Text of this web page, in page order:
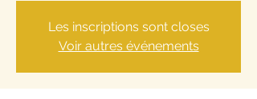
Les inscriptions sont closes
Voir autres événements